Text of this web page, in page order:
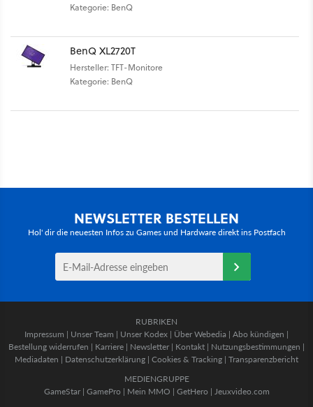
Kategorie: BenQ
BenQ XL2720T
Hersteller: TFT-Monitore
Kategorie: BenQ
NEWSLETTER BESTELLEN
Hol' dir die neuesten Infos zu Games und Hardware direkt ins Postfach
RUBRIKEN
Impressum | Unser Team | Unser Kodex | Über Webedia | Abo kündigen |
Bestellung widerrufen | Karriere | Newsletter | Kontakt | Nutzungsbestimmungen |
Mediadaten | Datenschutzerklärung | Cookies & Tracking | Transparenzbericht
MEDIENGRUPPE
GameStar| GamePro | Mein MMO | GetHero | Jeuxvideo.com